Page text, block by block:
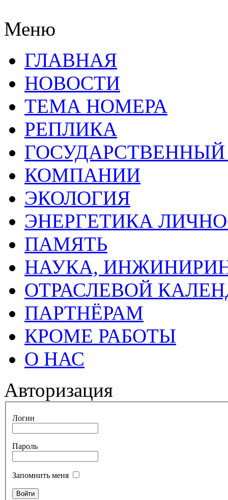
Меню
ГЛАВНАЯ
НОВОСТИ
ТЕМА НОМЕРА
РЕПЛИКА
КОМПАНИИ
ЭКОЛОГИЯ
ЭНЕРГЕТИКА
ПАМЯТЬ
НАУКА,
ОТРАСЛЕВОЙ
ПАРТНЁРАМ
КРОМЕ РАБОТЫ
О НАС
Авторизация
Логин
Пароль
Запомнить меня